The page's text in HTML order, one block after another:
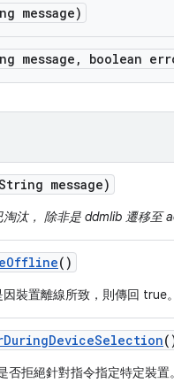
message)
message , boolean
message)
淘汰， 除非是 ddmlib 遷移至
Offline()
裝置離線所致，則傳回 true。
DuringDeviceSelection
否拒絕針對指令指定特定裝置。